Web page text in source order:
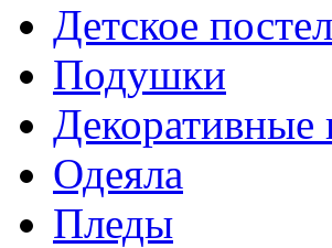
Детское
Подушки
Одеяла
Пледы